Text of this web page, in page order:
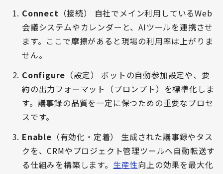
Connect （接続） 自社でメイン利用しているWeb
会議システムやカレンダーと、AIツールを連携させ
ます。ここで摩擦があると現場の利用率は上がりま
せん。
Configure （設定） ボットの自動参加設定や、要
約の出力フォーマット（プロンプト）を標準化しま
す。議事録の品質を一定に保つための重要なプロセ
スです。
Enable （有効化・定着） 生成された議事録やタス
クを、CRMやプロジェクト管理ツールへ自動転送す
る仕組みを構築します。 生産性向上の効果を最大化